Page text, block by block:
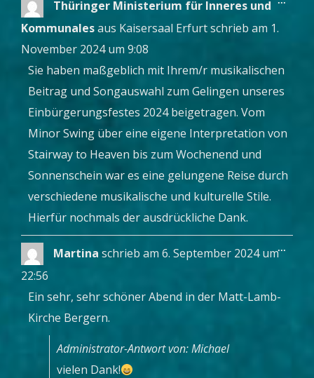
Thüringer Ministerium für Inneres und
Kommunalesaus Kaisersaal Erfurtschrieb am 1.
November 2024 um 9:08
Sie haben maßgeblich mit Ihrem/r musikalischen
Beitrag und Songauswahl zum Gelingen unseres
Einbürgerungsfestes 2024 beigetragen. Vom
Minor Swing über eine eigene Interpretation von
Stairway to Heaven bis zum Wochenend und
Sonnenschein war es eine gelungene Reise durch
verschiedene musikalische und kulturelle Stile.
Hierfür nochmals der ausdrückliche Dank.
Martina schrieb am 6. September 2024 um
22:56
Ein sehr, sehr schöner Abend in der Matt-Lamb-
Kirche Bergern.
Administrator-Antwort von: Michael
vielen Dank!
...